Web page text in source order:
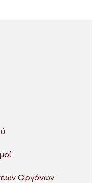
Οργάνων